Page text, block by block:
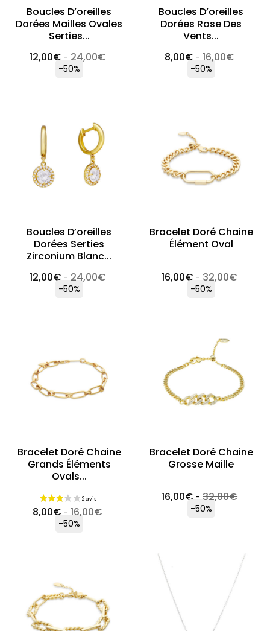
Boucles D’oreilles
Dorées Mailles Ovales
Serties...
12,00€ -24,00€
-50%
Boucles D’oreilles
Dorées Rose Des
Vents...
8,00€ -16,00€
-50%
Boucles D’oreilles
Dorées Serties
Zirconium Blanc...
12,00€ -24,00€
-50%
Bracelet Doré Chaine
Élément Oval
16,00€ -32,00€
-50%
Bracelet Doré Chaine
Grands Éléments
Ovals...
8,00€ -16,00€
-50%
Bracelet Doré Chaine
Grosse Maille
16,00€ -32,00€
-50%